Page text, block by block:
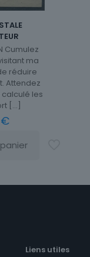
Cumulez
ma
réduire
Attendez
les
[…]
€
Liens utiles